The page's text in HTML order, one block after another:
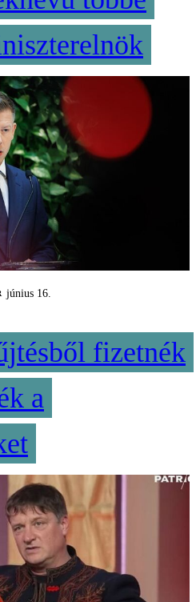
június 16.
fizetnék
a